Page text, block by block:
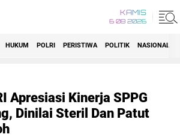
KAMIS
6 08 2026
HUKUM POLRI PERISTIWA POLITIK NASIONAL
Apresiasi Kinerja SPPG
Dinilai Steril Dan Patut